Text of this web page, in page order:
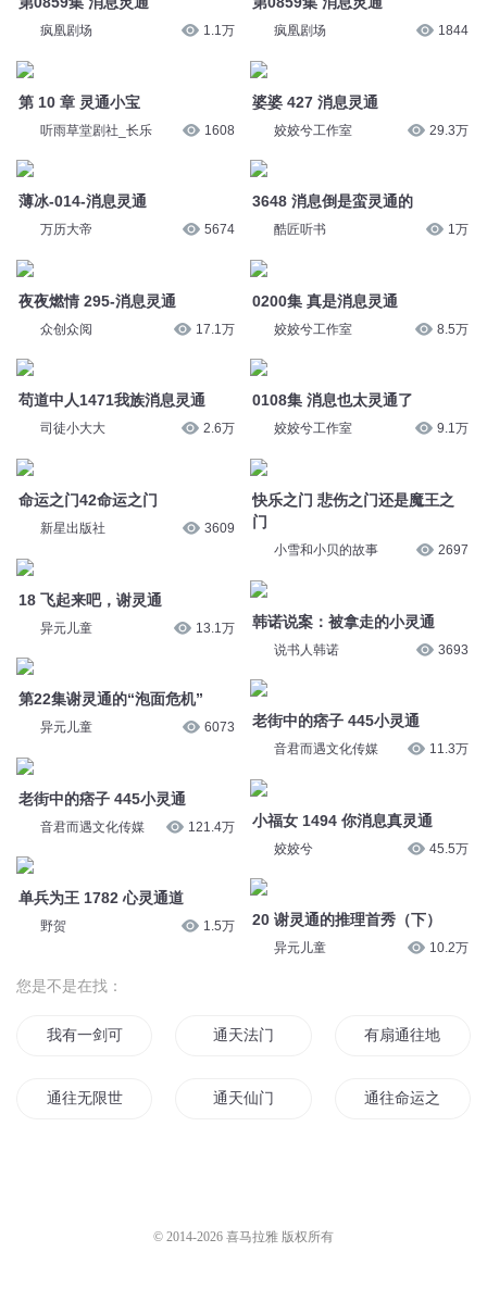
疯凰剧场 1.1万
第 10 章 灵通小宝
听雨草堂剧社_长乐 1608
薄冰-014-消息灵通
万历大帝 5674
夜夜燃情 295-消息灵通
众创众阅 17.1万
苟道中人1471我族消息灵通
司徒小大大 2.6万
命运之门42命运之门
新星出版社 3609
18 飞起来吧，谢灵通
异元儿童 13.1万
第22集谢灵通的“泡面危机”
异元儿童 6073
老街中的痞子 445小灵通
音君而遇文化传媒 121.4万
单兵为王 1782 心灵通道
野贺 1.5万
疯凰剧场 1844
婆婆 427 消息灵通
姣姣兮工作室 29.3万
3648 消息倒是蛮灵通的
酷匠听书 1万
0200集 真是消息灵通
姣姣兮工作室 8.5万
0108集 消息也太灵通了
姣姣兮工作室 9.1万
快乐之门 悲伤之门还是魔王之
门
小雪和小贝的故事 2697
韩诺说案：被拿走的小灵通
说书人韩诺 3693
老街中的痞子 445小灵通
音君而遇文化传媒 11.3万
小福女 1494 你消息真灵通
姣姣兮 45.5万
20 谢灵通的推理首秀（下）
异元儿童 10.2万
您是不是在找：
我有一剑可通神 通天法门 有扇通往地下城
通往无限世界的大门 通天仙门 通往命运之门
© 2014-2026 喜马拉雅 版权所有